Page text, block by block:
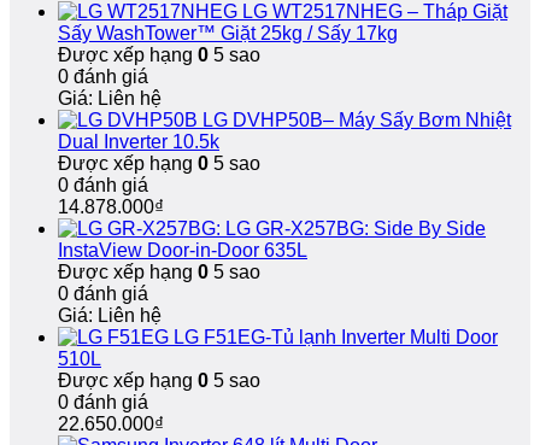
dài
hạn
bảo
hành
mặt
nhanh,
hạn
tín,
thợ
nhanh
Steba
uy
giỏi,
LG WT2517NHEG – Tháp Giặt
Sấy WashTower™ Giặt 25kg / Sấy 17kg
Được xếp hạng 0 5 sao
0 đánh giá
Giá: Liên hệ
LG DVHP50B– Máy Sấy Bơm Nhiệt
Dual Inverter 10.5k
Được xếp hạng 0 5 sao
0 đánh giá
14.878.000₫
LG GR-X257BG: Side By Side
InstaView Door-in-Door 635L
Được xếp hạng 0 5 sao
0 đánh giá
Giá: Liên hệ
LG F51EG-Tủ lạnh Inverter Multi Door
510L
Được xếp hạng 0 5 sao
0 đánh giá
22.650.000₫